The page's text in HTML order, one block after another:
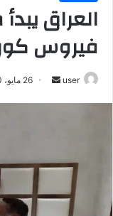
العراق يبدأ
فيروس
user
أرسل 26 مايو، 2020